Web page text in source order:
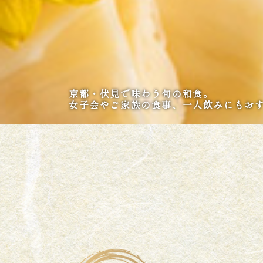
京都・伏見で味わう旬の和食。​​​​​​​
女子会やご家族の食事、一人飲みにもお